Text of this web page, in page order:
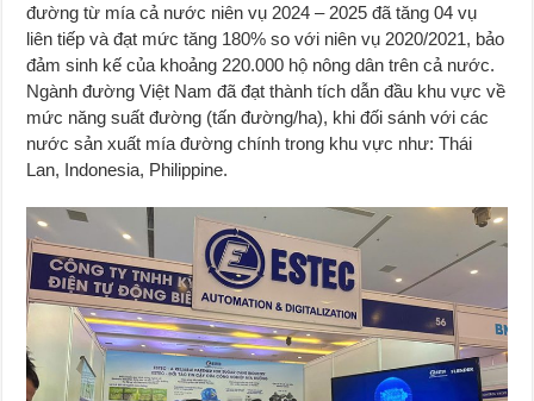
đường từ mía cả nước niên vụ 2024 – 2025 đã tăng 04 vụ
liên tiếp và đạt mức tăng 180% so với niên vụ 2020/2021, bảo
đảm sinh kế của khoảng 220.000 hộ nông dân trên cả nước.
Ngành đường Việt Nam đã đạt thành tích dẫn đầu khu vực về
mức năng suất đường (tấn đường/ha), khi đối sánh với các
nước sản xuất mía đường chính trong khu vực như: Thái
Lan, Indonesia, Philippine.